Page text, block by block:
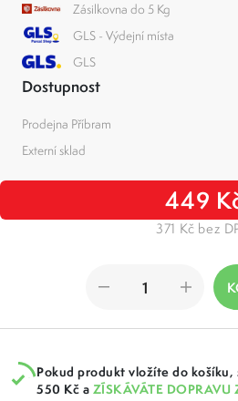
Zásilkovna do 5 Kg
GLS - Výdejní místa
GLS
Dostupnost
Prodejna Příbram
Externí sklad
449
371 Kč bez
Pokud produkt vložíte do košíku,
550 Kč a ZÍSKÁVÁTE DOPRAVU